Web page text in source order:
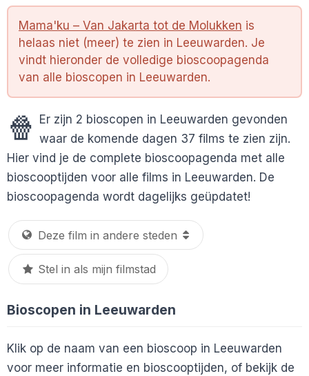
Mama'ku – Van Jakarta tot de Molukken is
helaas niet (meer) te zien in Leeuwarden. Je
vindt hieronder de volledige bioscoopagenda
van alle bioscopen in Leeuwarden.
🍿 Er zijn 2 bioscopen in Leeuwarden gevonden
waar de komende dagen 37 films te zien zijn.
Hier vind je de complete bioscoopagenda met alle
bioscooptijden voor alle films in Leeuwarden. De
bioscoopagenda wordt dagelijks geüpdatet!
Stel in als mijn filmstad
Bioscopen in Leeuwarden
Klik op de naam van een bioscoop in Leeuwarden
voor meer informatie en bioscooptijden, of bekijk de